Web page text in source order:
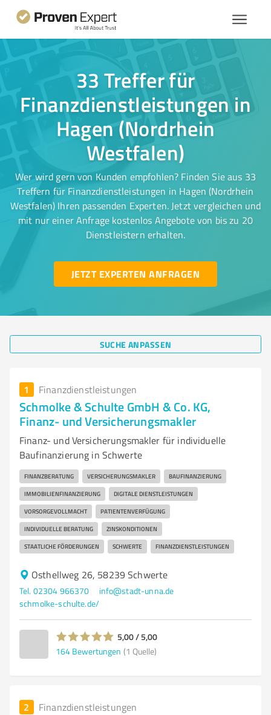
33 Treffer für
Finanzdienstleistungen in
Hagen (Nordrhein
Westfalen)
Wer wird gern von Kunden empfohlen? Finden Sie aus 33
Treffern für Finanzdienstleistungen in Hagen (Nordrhein
Westfalen) Ihren passenden Experten. Jetzt vergleichen und
mit nur einer Anfrage kostenlos Angebote von bis zu 20
Dienstleistern erhalten.
JETZT EXPERTEN ANFRAGEN
SUCHE ANPASSEN
1 Finanzdienstleistungen
Schmolke & Schulte GmbH & Co. KG,
Finanz- und Versicherungsmakler
Finanz- und Versicherungsmakler für individuelle
Baufinanzierung in Schwerte
FINANZBERATUNG VERSICHERUNGSMAKLER BAUFINANZIERUNG
IMMOBILIENFINANZIERUNG DIGITALE DIENSTLEISTUNGEN
VORSORGEVOLLMACHT PATIENTENVERFÜGUNG
INDIVIDUELLE BERATUNG ZINSKONDITIONEN
STAATLICHE FÖRDERUNGEN SCHWERTE FINANZDIENSTLEISTUNGEN
Osthellweg 26, 58239 Schwerte
Tel. 02304 966370
info@stadt-unna.de
schmolke-schulte.de/
5,00 / 5,00
164 Bewertungen (1 Quelle)
2 Finanzdienstleistungen